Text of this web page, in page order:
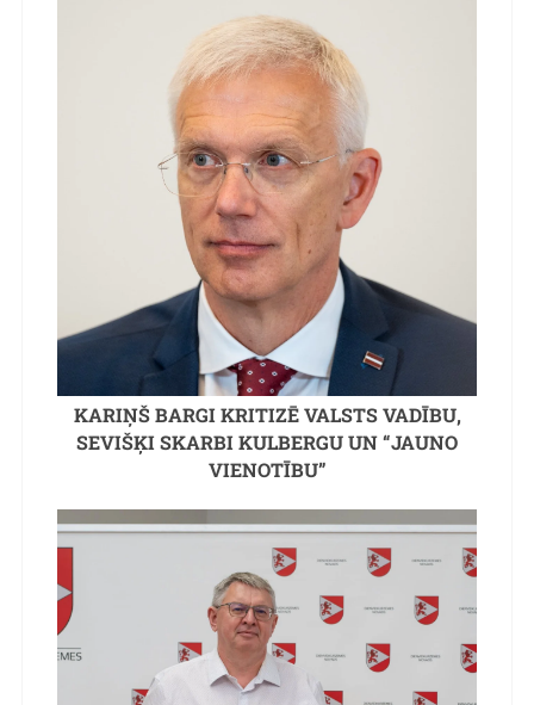
KARIŅŠ BARGI KRITIZĒ VALSTS VADĪBU,
SEVIŠĶI SKARBI KULBERGU UN “JAUNO
VIENOTĪBU”